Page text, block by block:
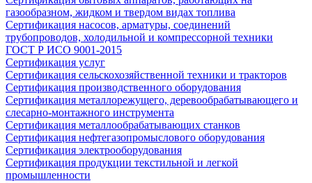
газообразном, жидком и твердом видах топлива
Сертификация насосов, арматуры, соединений
трубопроводов, холодильной и компрессорной техники
ГОСТ Р ИСО 9001-2015
Сертификация услуг
Сертификация сельскохозяйственной техники и тракторов
Сертификация производственного оборудования
Сертификация металлорежущего, деревообрабатывающего и
слесарно-монтажного инструмента
Сертификация металлообрабатывающих станков
Сертификация нефтегазопромыслового оборудования
Сертификация электрооборудования
Сертификация продукции текстильной и легкой
промышленности